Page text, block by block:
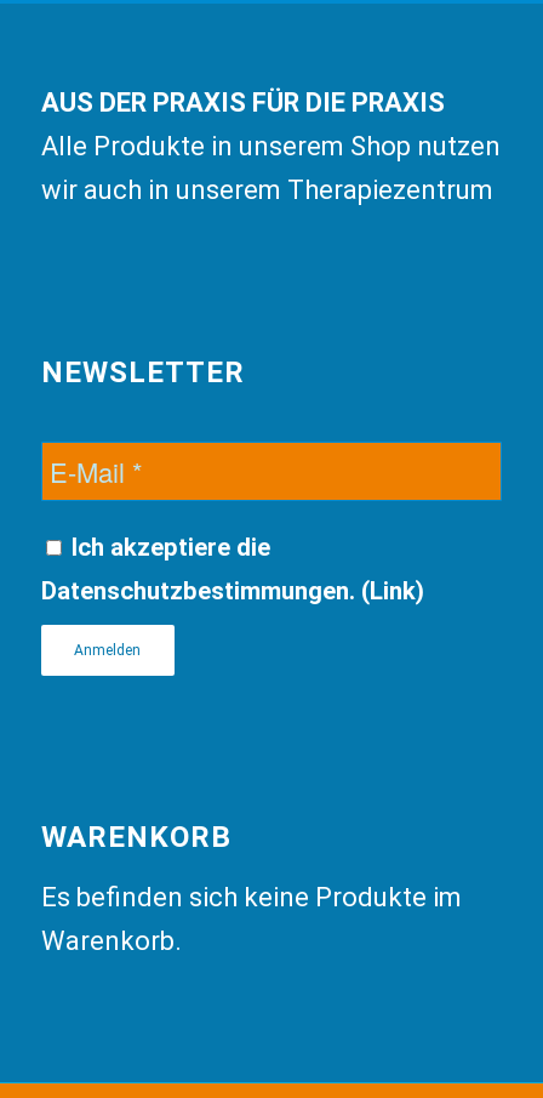
AUS DER PRAXIS FÜR DIE PRAXIS
Alle Produkte in unserem Shop nutzen
wir auch in unserem Therapiezentrum
NEWSLETTER
Ich akzeptiere die
Datenschutzbestimmungen. (Link)
WARENKORB
Es befinden sich keine Produkte im
Warenkorb.